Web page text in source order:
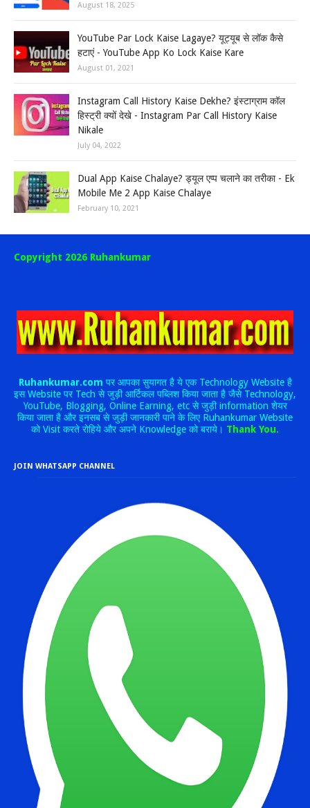
August 18, 2025
YouTube Par Lock Kaise Lagaye? यूट्यूब से लॉक कैसे
हटाएं - YouTube App Ko Lock Kaise Kare
August 01, 2021
Instagram Call History Kaise Dekhe? इंस्टाग्राम कॉल
हिस्ट्री क्यों देखे - Instagram Par Call History Kaise
Nikale
July 04, 2022
Dual App Kaise Chalaye? ड्यूल एप्प चलाने का तरीका - Ek
Mobile Me 2 App Kaise Chalaye
February 10, 2021
Copyright 2026 Ruhankumar
Ruhankumar.com पर आपका सुयागत है ये एक Technology Website है
इस Website पर Tech से जुड़ी आर्टिकल पब्लिश किया जाता है जैसे Technology,
YouTube, Blogging, Online Earning, etc से जुड़ी information शेयर
किया जाता है और इनसब से जुड़ी जानकारी पाने के लिए Ruhankumar Website
को Visit करते रोहिये और अपने Knowledge को बराये। Thank You.
JOIN WHATSAPP CHANNEL